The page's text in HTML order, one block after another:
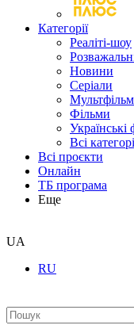
Категорії
Реаліті-шоу
Новини
Серіали
Фільми
Українські
Всі
Всі проєкти
Онлайн
ТБ програма
Еще
UA
RU